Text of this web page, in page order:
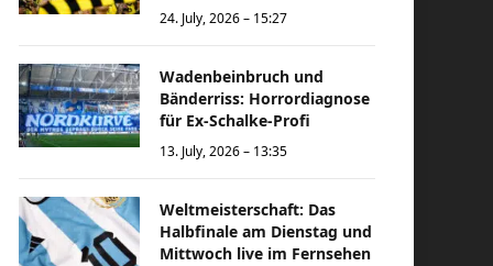
24. July, 2026 – 15:27
Wadenbeinbruch und
Bänderriss: Horrordiagnose
für Ex-Schalke-Profi
13. July, 2026 – 13:35
Weltmeisterschaft: Das
Halbfinale am Dienstag und
Mittwoch live im Fernsehen